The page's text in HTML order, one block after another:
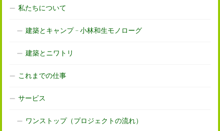
私たちについて
建築とキャンプ – 小林和生モノローグ
建築とニワトリ
これまでの仕事
サービス
ワンストップ（プロジェクトの流れ）